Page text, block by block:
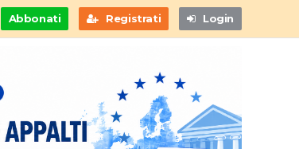
Abbonati Registrati Login